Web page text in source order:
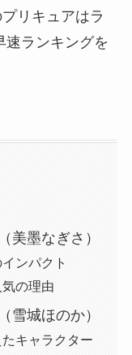
リキュアはラ
速ランキングを
美墨なぎさ）
ンパクト
の理由
雪城ほのか）
キャラクター